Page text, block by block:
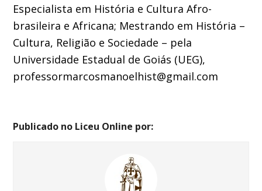
Especialista em História e Cultura Afro-
brasileira e Africana; Mestrando em História –
Cultura, Religião e Sociedade – pela
Universidade Estadual de Goiás (UEG),
professormarcosmanoelhist@gmail.com
Publicado no Liceu Online por: